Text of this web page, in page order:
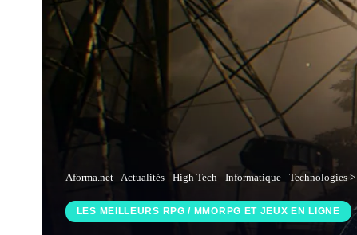
Aforma.net - Actualités - High Tech - Informatique - Technologies >
LES MEILLEURS RPG / MMORPG ET JEUX EN LIGNE